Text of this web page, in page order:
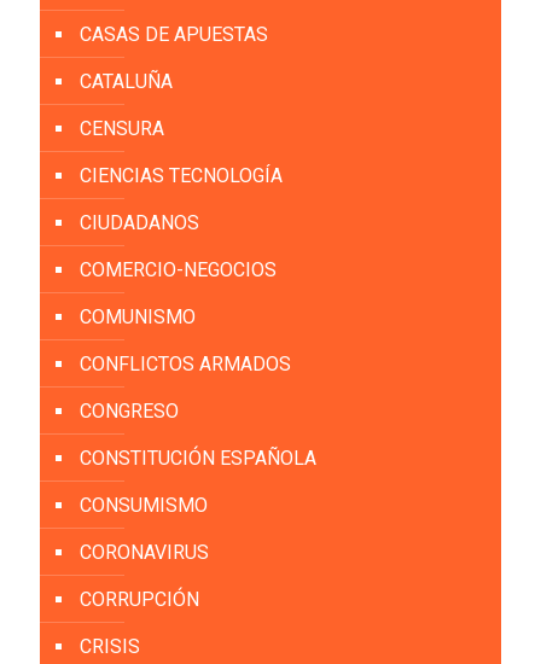
CASAS DE APUESTAS
CATALUÑA
CENSURA
CIENCIAS TECNOLOGÍA
CIUDADANOS
COMERCIO-NEGOCIOS
COMUNISMO
CONFLICTOS ARMADOS
CONGRESO
CONSTITUCIÓN ESPAÑOLA
CONSUMISMO
CORONAVIRUS
CORRUPCIÓN
CRISIS